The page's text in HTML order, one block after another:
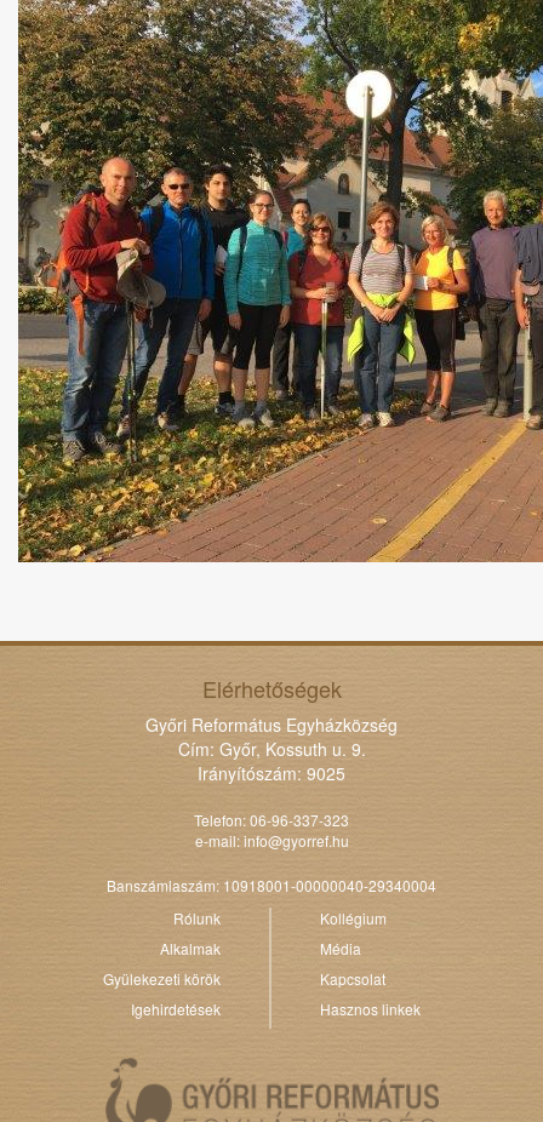
Elérhetőségek
Győri Református Egyházközség
Cím: Győr, Kossuth u. 9.
Irányítószám: 9025
Telefon: 06-96-337-323
e-mail:info@gyorref.hu
Banszámlaszám: 10918001-00000040-29340004
Rólunk
Alkalmak
Gyülekezeti körök
Igehirdetések
Kollégium
Média
Kapcsolat
Hasznos linkek